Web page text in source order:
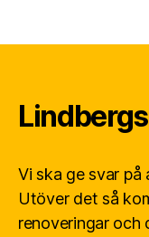
Vi ska ge svar
Utöver det så
renoveringar och